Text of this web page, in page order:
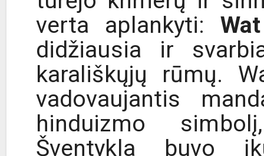
verta aplankyti:
didžiausia ir
karališkųjų rūmų.
vadovaujantis
hinduizmo
Šventykla buvo